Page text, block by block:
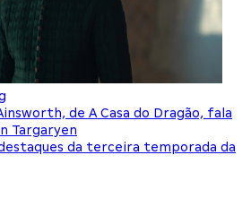
de A Casa do Dragão, fala
Targaryen
da terceira temporada da